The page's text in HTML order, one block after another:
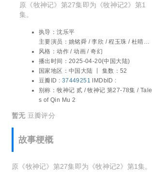
原《牧神记》第27集即为《牧神记2》第1
集。
执导：沈乐平
主要演员： 姚铭舜 / 李欣 / 程玉珠 / 杜晴晴 /
虞晓旭 / 于凯隆 / 高嗣航 / 张恒 / 王宇航 / 黑
石稔 / 唐昊
风格：动作 / 动画 / 奇幻
播出时间： 2025-04-20(中国大陆)
国家地区： 中国大陆 丨 集数：52
豆瓣ID : 37449251 IMDbID :
别称：牧神记 贰 / 牧神记 第27-78集 / Tale
s of Qin Mu 2
暂无豆瓣评分
故事梗概
原《牧神记》第27集即为《牧神记2》第1集。